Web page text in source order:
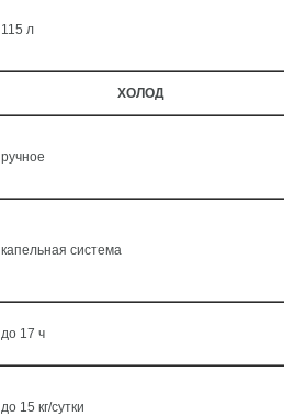
115 л
ХОЛОД
ручное
капельная система
до 17 ч
до 15 кг/cутки